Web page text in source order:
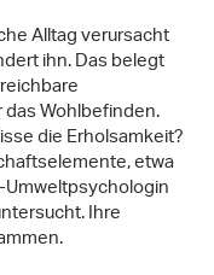
Alltag verursacht
ihn. Das belegt
Wohlbefinden.
die Erholsamkeit?
etwa
Umweltpsychologin
Ihre